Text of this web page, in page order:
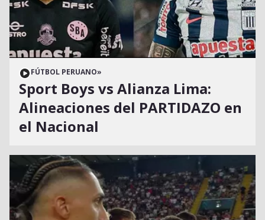
FÚTBOL PERUANO»
Sport Boys vs Alianza Lima:
Alineaciones del PARTIDAZO en
el Nacional